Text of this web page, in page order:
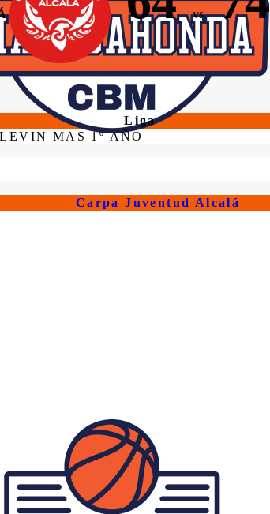
vs
Liga
MAS 1º AÑO
Carpa Juventud Alcalá